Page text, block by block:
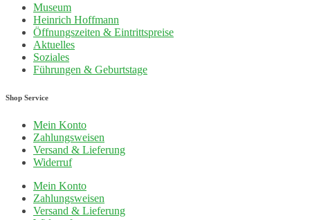
Museum
Heinrich Hoffmann
Öffnungszeiten & Eintrittspreise
Aktuelles
Soziales
Führungen & Geburtstage
Shop Service
Mein Konto
Zahlungsweisen
Versand & Lieferung
Widerruf
Mein Konto
Zahlungsweisen
Versand & Lieferung